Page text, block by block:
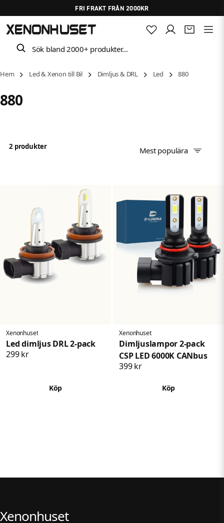
FRI FRAKT FRÅN 2000KR
Sök bland 2000+ produkter…
Hem Led & Xenon till Bil Dimljus & DRL Led 880
880
2 produkter Mest populära
Xenonhuset
Led dimljus DRL 2-pack
299 kr
Köp
Xenonhuset
Dimljuslampor 2-pack
CSP LED 6000K CANbus
399 kr
Köp
Xenonhuset